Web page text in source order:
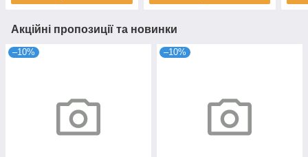
Акційні пропозиції та новинки
–10% –10%